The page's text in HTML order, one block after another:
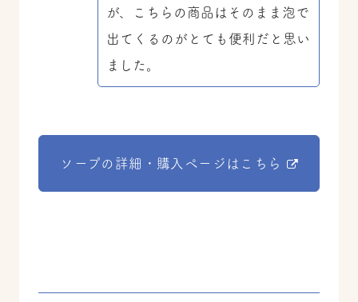
が、こちらの商品はそのまま泡で
出てくるのがとても便利だと思い
ました。
ソープの詳細・購入ページはこちら